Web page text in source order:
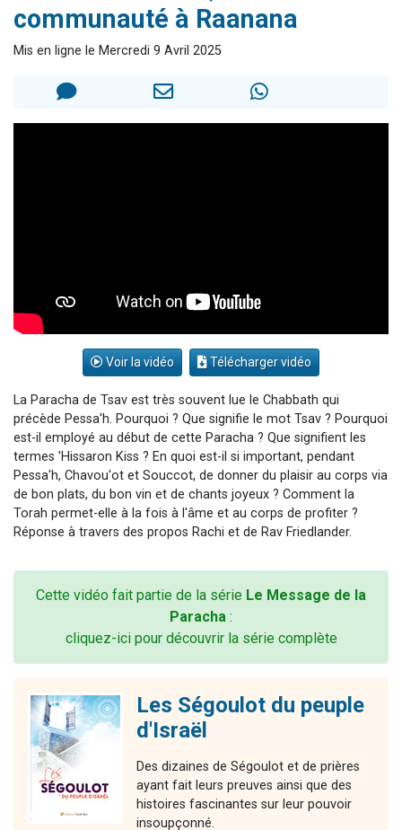
4 personnes viennent de faire un don pour Reloger Rivka, 6 enfants, victime de violences...
4 personnes viennent de nous rejoindre sur WhatsApp
communauté à Raanana
Mis en ligne le Mercredi 9 Avril 2025
Voir la vidéo Télécharger vidéo
La Paracha de Tsav est très souvent lue le Chabbath qui
précède Pessa'h. Pourquoi ? Que signifie le mot Tsav ? Pourquoi
est-il employé au début de cette Paracha ? Que signifient les
termes 'Hissaron Kiss ? En quoi est-il si important, pendant
Pessa'h, Chavou'ot et Souccot, de donner du plaisir au corps via
de bon plats, du bon vin et de chants joyeux ? Comment la
Torah permet-elle à la fois à l'âme et au corps de profiter ?
Réponse à travers des propos Rachi et de Rav Friedlander.
Cette vidéo fait partie de la série Le Message de la
Paracha :
cliquez-ici pour découvrir la série complète
Les Ségoulot du peuple
d'Israël
Des dizaines de Ségoulot et de prières
ayant fait leurs preuves ainsi que des
histoires fascinantes sur leur pouvoir
insoupçonné.